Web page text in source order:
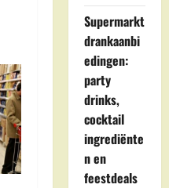
Supermarkt
drankaanbi
edingen:
party
drinks,
cocktail
ingrediënte
n en
feestdeals